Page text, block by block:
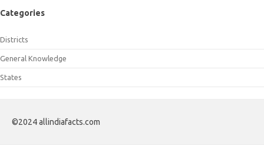
Categories
Districts
General Knowledge
States
©2024 allindiafacts.com